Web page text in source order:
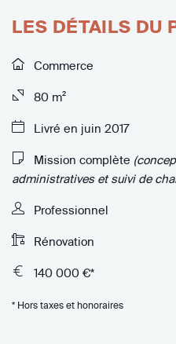
LES DÉTAILS DU
Commerce
80 m²
Livré en juin 2017
Mission complète
administratives et suivi de
Professionnel
Rénovation
140 000 €*
* Hors taxes et honoraires